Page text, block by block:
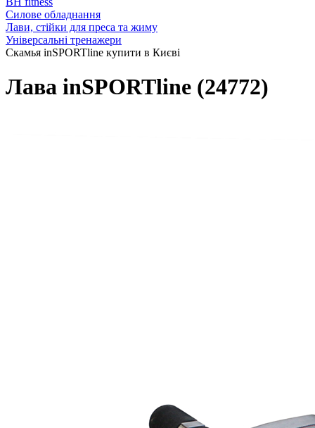
Силове обладнання
Лави, стійки для преса та жиму
Універсальні тренажери
Скамья inSPORTline купити в Києві
Лава inSPORTline (24772)